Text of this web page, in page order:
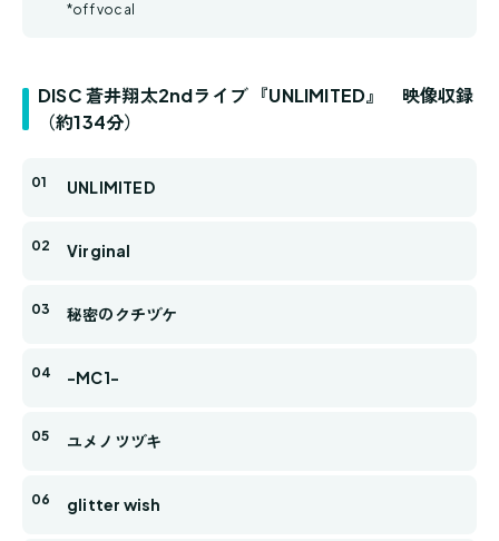
*off vocal
DISC 蒼井翔太2ndライブ 『UNLIMITED』 映像収録
（約134分）
UNLIMITED
Virginal
秘密のクチヅケ
-MC1-
ユメノツヅキ
glitter wish